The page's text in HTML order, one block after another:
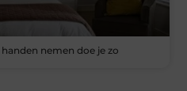
nemen doe je zo